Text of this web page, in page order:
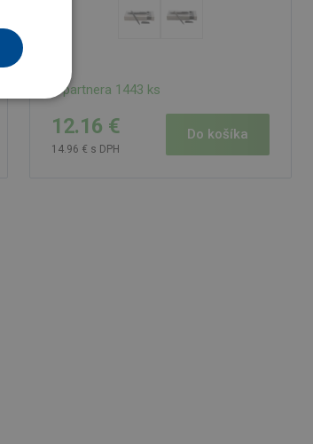
U partnera 1443 ks
12.16 €
14.96 € s DPH
Do košíka